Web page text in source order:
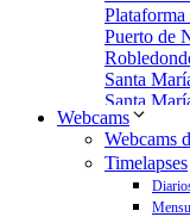
Plataforma
Puerto de
Santa
Santa
Zarzalejo
Zarzalejo
Zarzalejo-
Webcams
Webcams
Timelapses